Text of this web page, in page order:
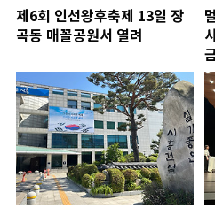
제6회 인선왕후축제 13일 장
곡동 매꼴공원서 열려